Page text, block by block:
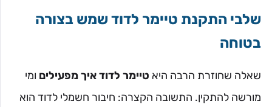
שלבי התקנת טיימר לדוד שמש בצורה
בטוחה
שאלה שחוזרת הרבה היא טיימר לדוד איך מפעילים ומי
מורשה להתקין. התשובה הקצרה: חיבור חשמלי לדוד הוא